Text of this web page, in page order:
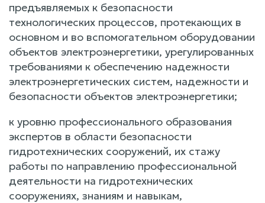
предъявляемых к безопасности
технологических процессов, протекающих в
основном и во вспомогательном оборудовании
объектов электроэнергетики, урегулированных
требованиями к обеспечению надежности
электроэнергетических систем, надежности и
безопасности объектов электроэнергетики;
к уровню профессионального образования
экспертов в области безопасности
гидротехнических сооружений, их стажу
работы по направлению профессиональной
деятельности на гидротехнических
сооружениях, знаниям и навыкам,